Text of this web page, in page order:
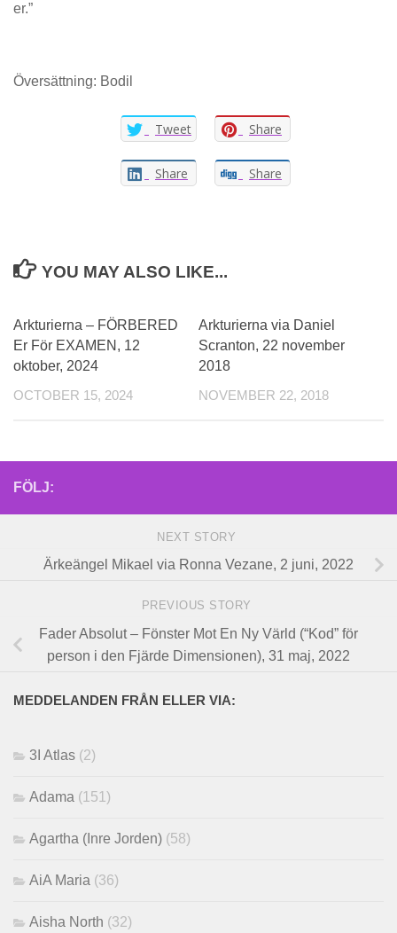
er.”
Översättning: Bodil
Tweet Share
Share Share
YOU MAY ALSO LIKE...
Arkturierna – FÖRBERED
Er För EXAMEN, 12
oktober, 2024
OCTOBER 15, 2024
Arkturierna via Daniel
Scranton, 22 november
2018
NOVEMBER 22, 2018
FÖLJ:
NEXT STORY
Ärkeängel Mikael via Ronna Vezane, 2 juni, 2022
PREVIOUS STORY
Fader Absolut – Fönster Mot En Ny Värld (“Kod” för
person i den Fjärde Dimensionen), 31 maj, 2022
MEDDELANDEN FRÅN ELLER VIA:
3I Atlas (2)
Adama (151)
Agartha (Inre Jorden) (58)
AiA Maria (36)
Aisha North (32)